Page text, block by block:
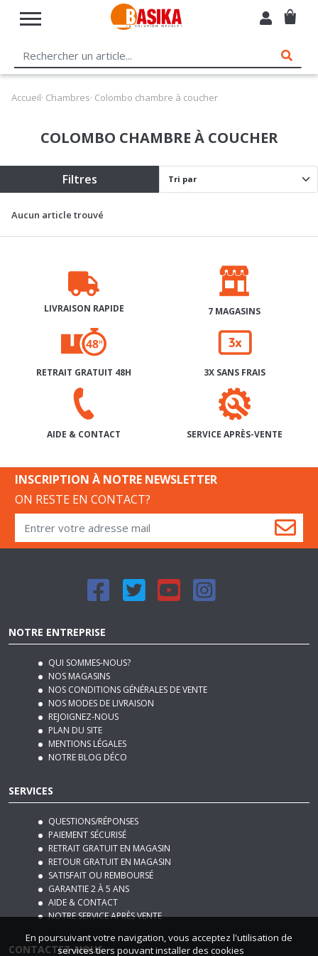
Accueil· Chambres· Colombo chambre à coucher
COLOMBO CHAMBRE À COUCHER
Filtres
Aucun article trouvé
LIVRAISON RAPIDE 7 MAGASINS
RETRAIT GRATUIT 48H 3X SANS FRAIS
AIDE & CONTACT SERVICE APRÈS-VENTE
INSCRIPTION À NOTRE NEWSLETTER
ON RESTE EN CONTACT?
NOTRE ENTREPRISE
QUI SOMMES-NOUS?
NOS MAGASINS
NOS CONDITIONS GÉNÉRALES DE VENTE
NOS MODES DE LIVRAISON
REJOIGNEZ-NOUS
PLAN DU SITE
MENTIONS LÉGALES
NOTRE BLOG DÉCO
SERVICES
QUESTIONS/RÉPONSES
PAIEMENT SÉCURISÉ
RETRAIT GRATUIT EN MAGASIN
RETOUR GRATUIT EN MAGASIN
SATISFAIT OU REMBOURSÉ
GARANTIE 2 À 5 ANS
AIDE & CONTACT
NOTRE SERVICE APRÈS VENTE
CONTACTEZ-NOUS
En poursuivant votre navigation, vous acceptez l'utilisation de
services tiers pouvant installer des cookies